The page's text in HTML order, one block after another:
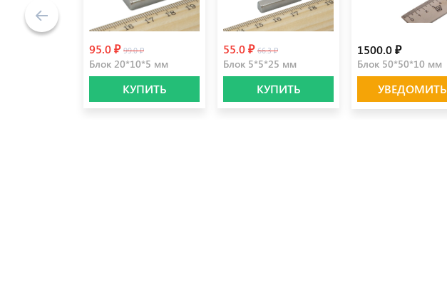
95.0 ₽ 99.0 ₽
Блок 20*10*5 мм
КУПИТЬ
55.0 ₽ 66.3 ₽
Блок 5*5*25 мм
КУПИТЬ
1500.0 ₽
Блок 50*50*10 мм
УВЕДОМИТЬ